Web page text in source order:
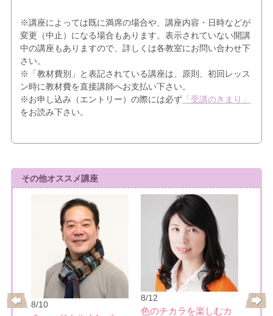
※講座によっては既に満席の場合や、講座内容・日時などが
変更（中止）になる場合もあります。表示されていない開講
中の講座もありますので、詳しくは各教室にお問い合わせ下
さい。
※「教材費別」と表記されている講座は、原則、初回レッス
ン時に教材費を直接講師へお支払い下さい。
※お申し込み（エントリー）の際には必ず「受講のきまり」
をお読み下さい。
その他オススメ講座
の
8/10
8/12
色のチカラを楽しむカ
8/21
基本